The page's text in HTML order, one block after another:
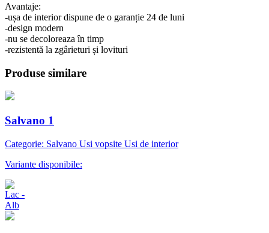
Avantaje:
-ușa de interior dispune de o garanție 24 de luni
-design modern
-nu se decoloreaza în timp
-rezistentă la zgârieturi și lovituri
Produse similare
Salvano 1
Categorie: Salvano Usi vopsite Usi de interior
Variante disponibile: